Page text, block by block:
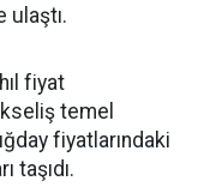
ulaştı.
fiyat
temel
fiyatlarındaki
taşıdı.